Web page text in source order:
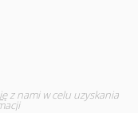
z nami w celu uzyskania